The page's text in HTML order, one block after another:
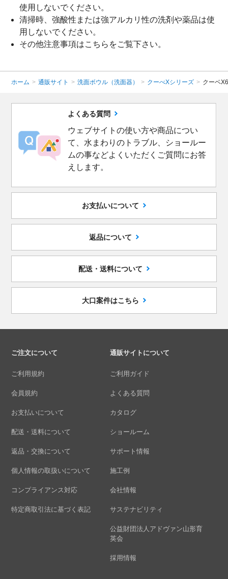
使用しないでください。
清掃時、強酸性または強アルカリ性の洗剤や薬品は使
用しないでください。
その他注意事項はこちら をご覧下さい。
ホーム > 通販サイト > 洗面ボウル（洗面器） > クーべXシリーズ > クーベ
よくある質問
ウェブサイトの使い方や商品につい
て、水まわりのトラブル、ショールー
ムの事などよくいただくご質問にお答
えします。
お支払いについて
返品について
配送・送料について
大口案件はこちら
ご注文について
ご利用規約
会員規約
お支払いについて
配送・送料について
返品・交換について
個人情報の取扱いについて
コンプライアンス対応
特定商取引法に基づく表記
通販サイトについて
ご利用ガイド
よくある質問
カタログ
ショールーム
サポート情報
施工例
会社情報
サステナビリティ
公益財団法人アドヴァン山形育
英会
採用情報